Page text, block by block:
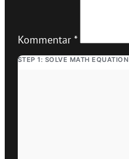
Kommentar *
STEP 1: SOLVE MATH EQUATION